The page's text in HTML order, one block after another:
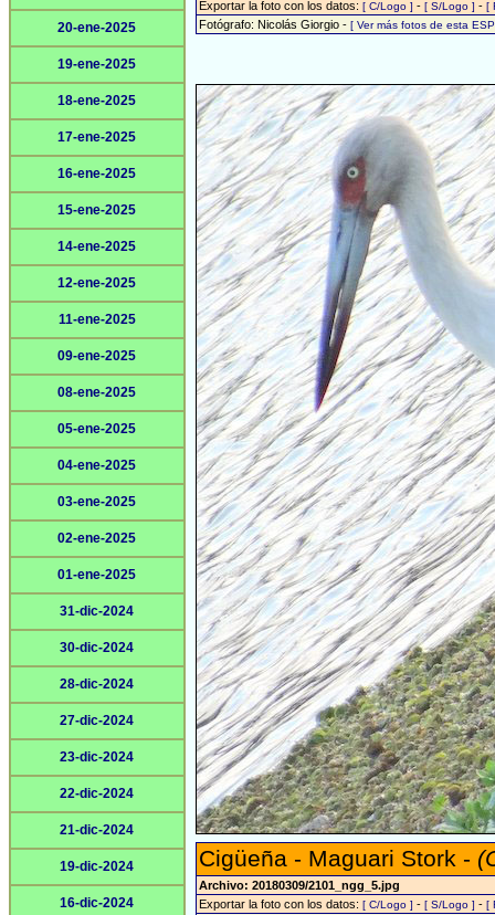
20-ene-2025
19-ene-2025
18-ene-2025
17-ene-2025
16-ene-2025
15-ene-2025
14-ene-2025
12-ene-2025
11-ene-2025
09-ene-2025
08-ene-2025
05-ene-2025
04-ene-2025
03-ene-2025
02-ene-2025
01-ene-2025
31-dic-2024
30-dic-2024
28-dic-2024
27-dic-2024
23-dic-2024
22-dic-2024
21-dic-2024
19-dic-2024
16-dic-2024
Exportar la foto con los datos: [ C/Logo ] - [ S/Logo ] - [
Fotógrafo: Nicolás Giorgio - [ Ver más fotos de esta
Cigüeña - Maguari Stork -
Archivo: 20180309/2101_ngg_5.jpg
Exportar la foto con los datos: [ C/Logo ] - [ S/Logo ] - [